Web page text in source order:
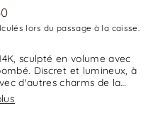
lors du passage à la caisse.
sculpté en volume avec
Discret et lumineux, à
d'autres charms de la